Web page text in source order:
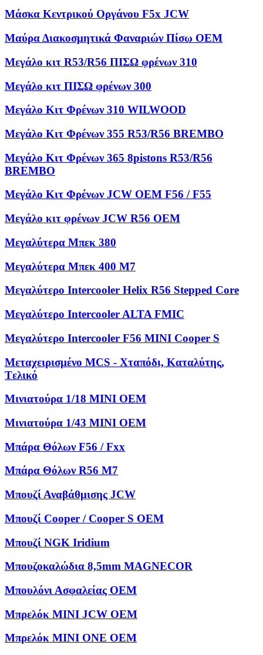
Μάσκα Κεντρικού Οργάνου F5x JCW
Μαύρα Διακοσμητικά Φαναριών Πίσω OEM
Μεγάλο κιτ R53/R56 ΠΙΣΩ φρένων 310
Μεγάλο κιτ ΠΙΣΩ φρένων 300
Μεγάλο Κιτ Φρένων 310 WILWOOD
Μεγάλο Κιτ Φρένων 355 R53/R56 BREMBO
Μεγάλο Κιτ Φρένων 365 8pistons R53/R56
BREMBO
Μεγάλο Κιτ Φρένων JCW OEM F56 / F55
Μεγάλο κιτ φρένων JCW R56 OEM
Μεγαλύτερα Μπεκ 380
Μεγαλύτερα Μπεκ 400 M7
Μεγαλύτερο Intercooler Helix R56 Stepped Core
Μεγαλύτερο Intercooler ALTA FMIC
Μεγαλύτερο Intercooler F56 MINI Cooper S
Μεταχειρισμένο MCS - Χταπόδι, Kαταλύτης,
Tελικό
Μινιατούρα 1/18 MINI OEM
Μινιατούρα 1/43 MINI OEM
Μπάρα Θόλων F56 / Fxx
Μπάρα Θόλων R56 M7
Μπουζί Αναβάθμισης JCW
Μπουζί Cooper / Cooper S OEM
Μπουζί NGK Iridium
Μπουζοκαλώδια 8,5mm MAGNECOR
Μπουλόνι Ασφαλείας OEM
Μπρελόκ MINI JCW OEM
Μπρελόκ MINI ONE OEM